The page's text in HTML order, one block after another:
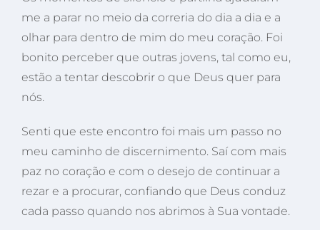
me a parar no meio da correria do dia a dia e a
olhar para dentro de mim do meu coração. Foi
bonito perceber que outras jovens, tal como eu,
estão a tentar descobrir o que Deus quer para
nós.
Senti que este encontro foi mais um passo no
meu caminho de discernimento. Saí com mais
paz no coração e com o desejo de continuar a
rezar e a procurar, confiando que Deus conduz
cada passo quando nos abrimos à Sua vontade.